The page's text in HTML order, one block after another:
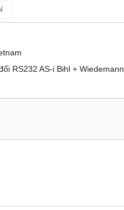
RS232 AS-i Bihl + Wiedemann